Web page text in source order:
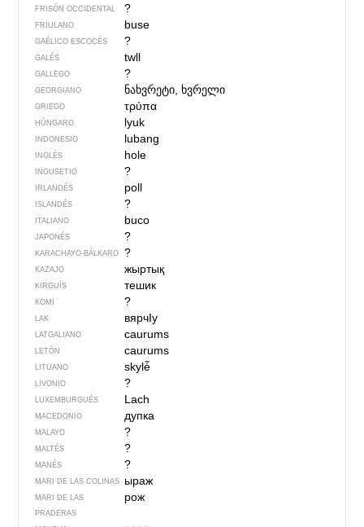
FRISÓN OCCIDENTAL ?
FRIULANO buse
GAÉLICO ESCOCÉS ?
GALÉS twll
GALLEGO ?
GEORGIANO ნახვრეტი, ხვრელი
GRIEGO τρύπα
HÚNGARO lyuk
INDONESIO lubang
INGLÉS hole
INGUSETIO ?
IRLANDÉS poll
ISLANDÉS ?
ITALIANO buco
JAPONÉS ?
KARACHAYO-BÁLKARO ?
KAZAJO жыртық
KIRGUÍS тешик
KOMI ?
LAK вярчIу
LATGALIANO caurums
LETÓN caurums
LITUANO skylė̃
LIVONIO ?
LUXEMBURGUÉS Lach
MACEDONIO дупка
MALAYO ?
MALTÉS ?
MANÉS ?
MARI DE LAS COLINAS ыраж
MARI DE LAS
PRADERAS
рож